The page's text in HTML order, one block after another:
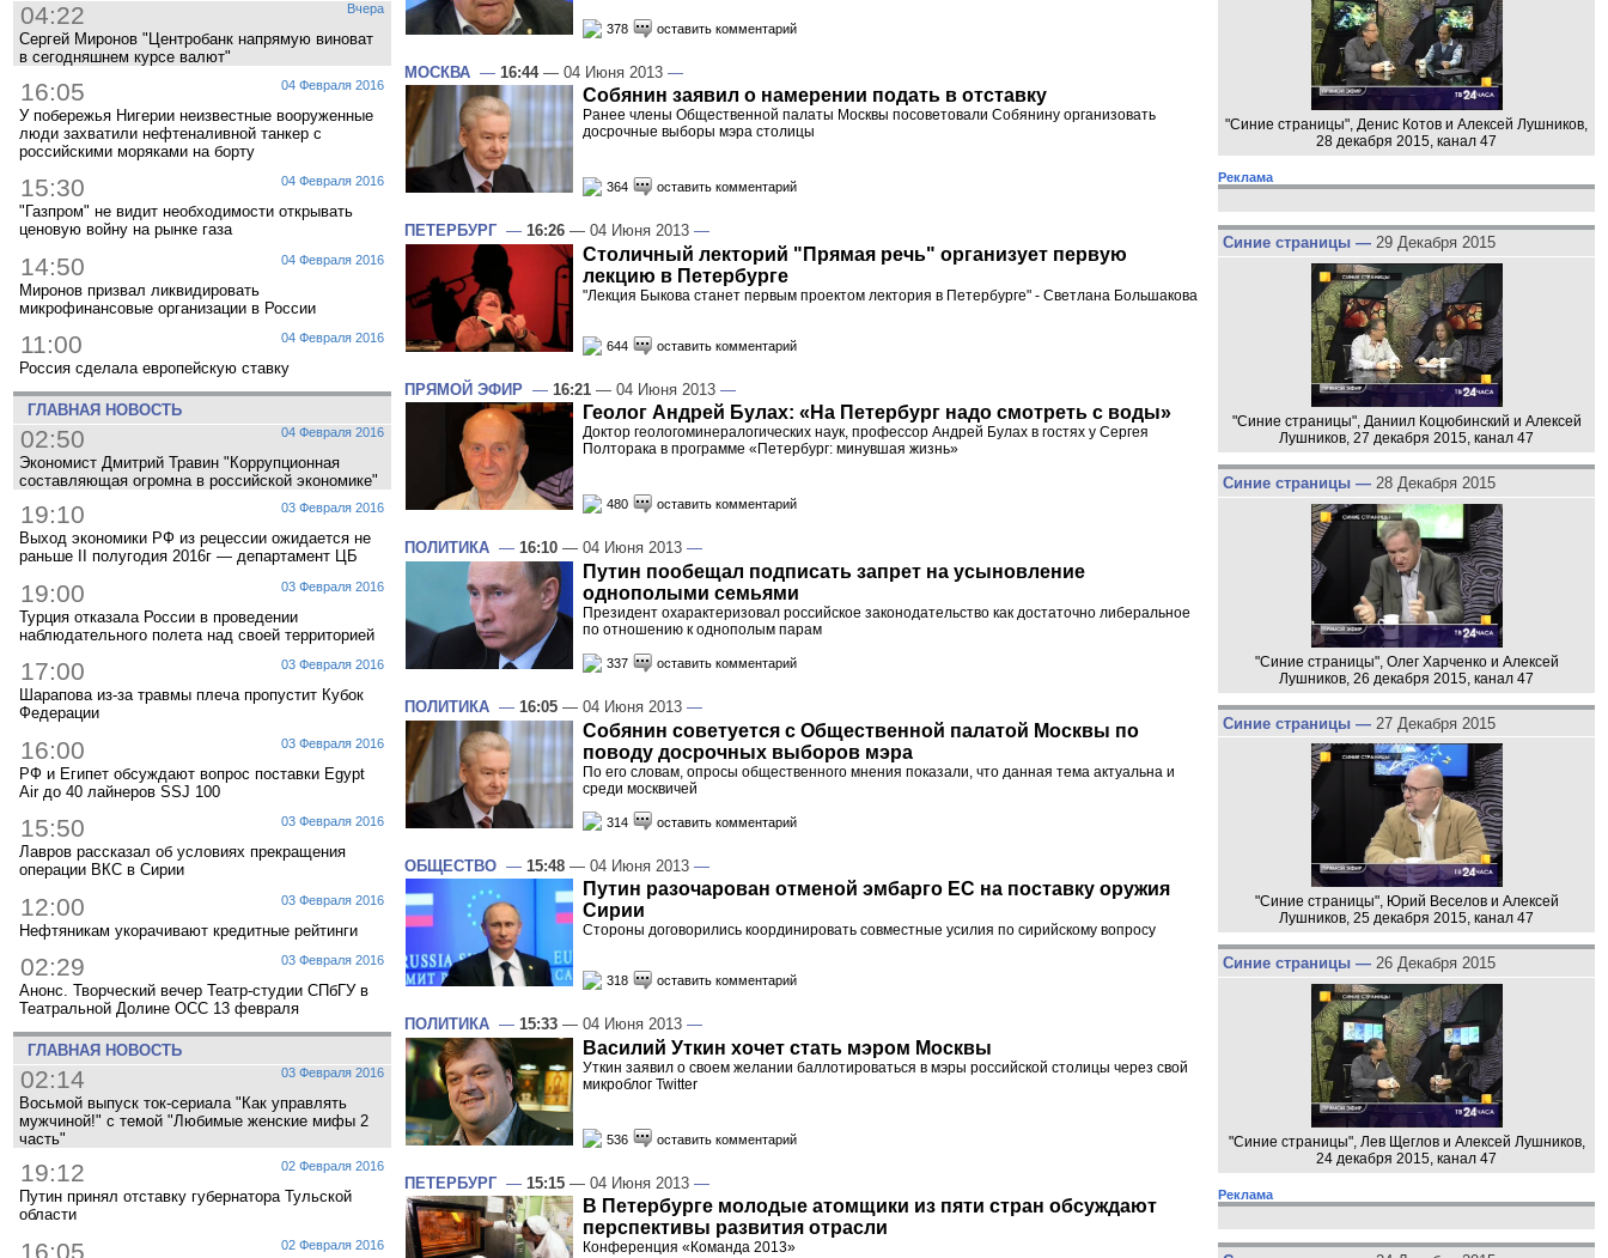
Вчера
04:22
Сергей Миронов "Центробанк напрямую виноват
в сегодняшнем курсе валют"
04 Февраля 2016
16:05
У побережья Нигерии неизвестные вооруженные
люди захватили нефтеналивной танкер с
российскими моряками на борту
04 Февраля 2016
15:30
"Газпром" не видит необходимости открывать
ценовую войну на рынке газа
04 Февраля 2016
14:50
Миронов призвал ликвидировать
микрофинансовые организации в России
04 Февраля 2016
11:00
Россия сделала европейскую ставку
ГЛАВНАЯ НОВОСТЬ
04 Февраля 2016
02:50
Экономист Дмитрий Травин "Коррупционная
составляющая огромна в российской экономике"
03 Февраля 2016
19:10
Выход экономики РФ из рецессии ожидается не
раньше II полугодия 2016г — департамент ЦБ
03 Февраля 2016
19:00
Турция отказала России в проведении
наблюдательного полета над своей территорией
03 Февраля 2016
17:00
Шарапова из-за травмы плеча пропустит Кубок
Федерации
03 Февраля 2016
16:00
РФ и Египет обсуждают вопрос поставки Egypt
Air до 40 лайнеров SSJ 100
03 Февраля 2016
15:50
Лавров рассказал об условиях прекращения
операции ВКС в Сирии
03 Февраля 2016
12:00
Нефтяникам укорачивают кредитные рейтинги
03 Февраля 2016
02:29
Анонс. Творческий вечер Театр-студии СПбГУ в
Театральной Долине ОСС 13 февраля
ГЛАВНАЯ НОВОСТЬ
03 Февраля 2016
02:14
Восьмой выпуск ток-сериала "Как управлять
мужчиной!" с темой "Любимые женские мифы 2
часть"
02 Февраля 2016
19:12
Путин принял отставку губернатора Тульской
области
02 Февраля 2016
16:05
378 оставить комментарий
МОСКВА — 16:44— 04 Июня 2013 —
Собянин заявил о намерении подать в отставку
Ранее члены Общественной палаты Москвы посоветовали Собянину организовать
досрочные выборы мэра столицы
364 оставить комментарий
ПЕТЕРБУРГ — 16:26 — 04 Июня 2013 —
Столичный лекторий "Прямая речь" организует первую
лекцию в Петербурге
"Лекция Быкова станет первым проектом лектория в Петербурге" - Светлана Большакова
644 оставить комментарий
ПРЯМОЙ ЭФИР — 16:21 — 04 Июня 2013 —
Геолог Андрей Булах: «На Петербург надо смотреть с воды»
Доктор геологоминералогических наук, профессор Андрей Булах в гостях у Сергея
Полторака в программе «Петербург: минувшая жизнь»
480 оставить комментарий
ПОЛИТИКА — 16:10 — 04 Июня 2013 —
Путин пообещал подписать запрет на усыновление
однополыми семьями
Президент охарактеризовал российское законодательство как достаточно либеральное
по отношению к однополым парам
337 оставить комментарий
ПОЛИТИКА — 16:05 — 04 Июня 2013 —
Собянин советуется с Общественной палатой Москвы по
поводу досрочных выборов мэра
По его словам, опросы общественного мнения показали, что данная тема актуальна и
среди москвичей
314 оставить комментарий
ОБЩЕСТВО — 15:48 — 04 Июня 2013 —
Путин разочарован отменой эмбарго ЕС на поставку оружия
Сирии
Стороны договорились координировать совместные усилия по сирийскому вопросу
318 оставить комментарий
ПОЛИТИКА — 15:33 — 04 Июня 2013 —
Василий Уткин хочет стать мэром Москвы
Уткин заявил о своем желании баллотироваться в мэры российской столицы через свой
микроблог Twitter
536 оставить комментарий
ПЕТЕРБУРГ — 15:15 — 04 Июня 2013 —
В Петербурге молодые атомщики из пяти стран обсуждают
перспективы развития отрасли
Конференция «Команда 2013»
"Синие страницы", Денис Котов и Алексей Лушников,
28 декабря 2015, канал 47
Реклама
Синие страницы — 29 Декабря 2015
"Синие страницы", Даниил Коцюбинский и Алексей
Лушников, 27 декабря 2015, канал 47
Синие страницы — 28 Декабря 2015
"Синие страницы", Олег Харченко и Алексей
Лушников, 26 декабря 2015, канал 47
Синие страницы — 27 Декабря 2015
"Синие страницы", Юрий Веселов и Алексей
Лушников, 25 декабря 2015, канал 47
Синие страницы — 26 Декабря 2015
"Синие страницы", Лев Щеглов и Алексей Лушников,
24 декабря 2015, канал 47
Реклама